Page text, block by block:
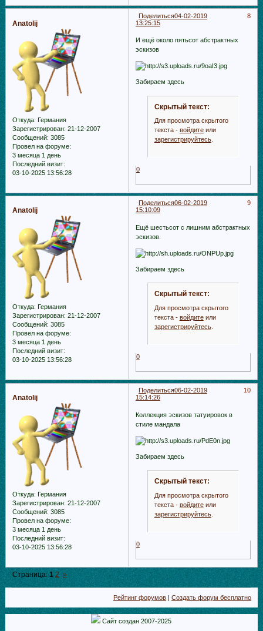
Поделиться 8
04-02-2019
13:25:15
Anatolij
Откуда: Германия
Зарегистрирован: 21-12-2007
Сообщений: 3085
Провел на форуме:
3 месяца 1 день
Последний визит:
03-10-2025 13:56:28
И ещё около пятьсот абстрактных
эскизов
Забираем здесь
Скрытый текст:
Для просмотра скрытого
текста - войдитеили
зарегистрируйтесь.
0
Поделиться 9
06-02-2019
15:10:09
Anatolij
Откуда: Германия
Зарегистрирован: 21-12-2007
Сообщений: 3085
Провел на форуме:
3 месяца 1 день
Последний визит:
03-10-2025 13:56:28
Ещё шестьсот с лишним абстрактных
эскизов.
Забираем здесь
Скрытый текст:
Для просмотра скрытого
текста - войдитеили
зарегистрируйтесь.
0
Поделиться 10
06-02-2019
15:14:26
Anatolij
Откуда: Германия
Зарегистрирован: 21-12-2007
Сообщений: 3085
Провел на форуме:
3 месяца 1 день
Последний визит:
03-10-2025 13:56:28
Коллекция эскизов татуировок в
стиле мандала
Забираем здесь
Скрытый текст:
Для просмотра скрытого
текста - войдитеили
зарегистрируйтесь.
0
Страница:1 2 »
Рейтинг форумов |Создать форум бесплатно
Сайт создан 2007-2025